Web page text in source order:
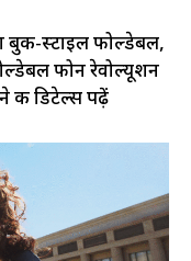
बुक-स्टाइल फोल्डेबल,
फोन रेवोल्यूशन
डिटेल्स पढ़ें